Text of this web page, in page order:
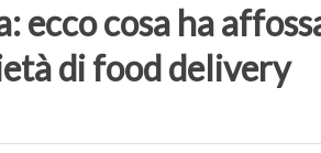
ecco cosa ha
di food delivery